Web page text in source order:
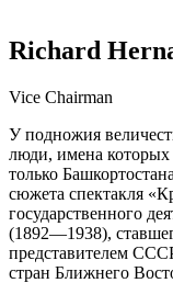
Richard
Vice Chairman
У подножия
люди, имена которых
только
сюжета спектакля
государственного
(1892—1938),
представителем
стран Ближнего